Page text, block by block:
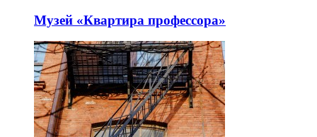
Музей «Квартира профессора»